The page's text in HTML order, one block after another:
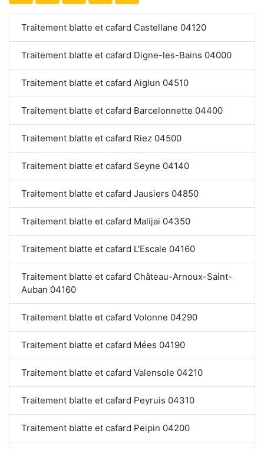
Traitement blatte et cafard Castellane 04120
Traitement blatte et cafard Digne-les-Bains 04000
Traitement blatte et cafard Aiglun 04510
Traitement blatte et cafard Barcelonnette 04400
Traitement blatte et cafard Riez 04500
Traitement blatte et cafard Seyne 04140
Traitement blatte et cafard Jausiers 04850
Traitement blatte et cafard Malijai 04350
Traitement blatte et cafard L'Escale 04160
Traitement blatte et cafard Château-Arnoux-Saint-
Auban 04160
Traitement blatte et cafard Volonne 04290
Traitement blatte et cafard Mées 04190
Traitement blatte et cafard Valensole 04210
Traitement blatte et cafard Peyruis 04310
Traitement blatte et cafard Peipin 04200